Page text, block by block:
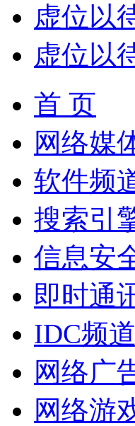
虚位以
虚位以
首 页
网络媒
软件频
搜索引
信息安
即时通
IDC频道
网络广
网络游